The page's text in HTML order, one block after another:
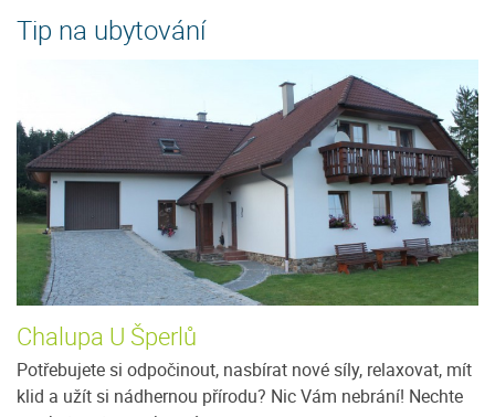
Tip na ubytování
Chalupa U Šperlů
Potřebujete si odpočinout, nasbírat nové síly, relaxovat, mít
klid a užít si nádhernou přírodu? Nic Vám nebrání! Nechte